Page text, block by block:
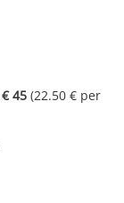
€ 45 (22.50 € per